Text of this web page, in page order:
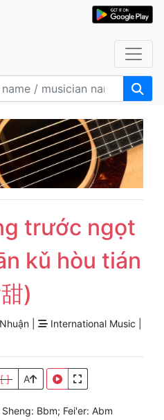
trước ngọt
kǔ hòu tián
)
|
International Music |
[ ] A
Bbm; Fei'er: Abm